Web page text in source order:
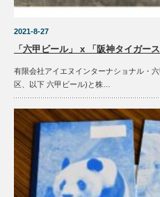
2021-8-27
「六甲ビール」 x 「阪神タイガー
有限会社アイエヌインターナショナル・
区、以下 六甲ビール)と株…